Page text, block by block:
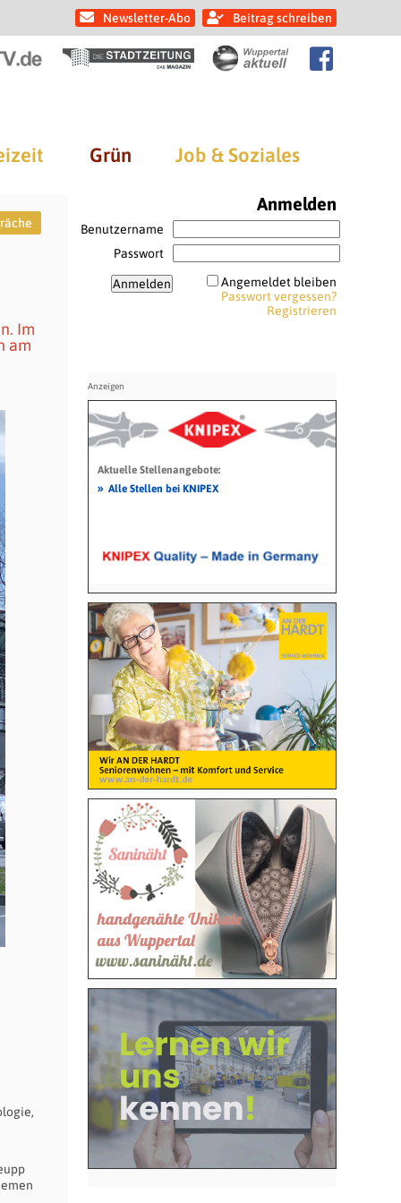
Newsletter-Abo Beitrag schreiben
Grün Job & Soziales
Im
am
Anmelden
Benutzername
Passwort
Angemeldet bleiben
Passwort vergessen?
Registrieren
Aktuelle Stellenangebote:
» Alle Stellen bei KNIPEX